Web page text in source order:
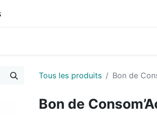
Tous les produits Bon de
Bon de